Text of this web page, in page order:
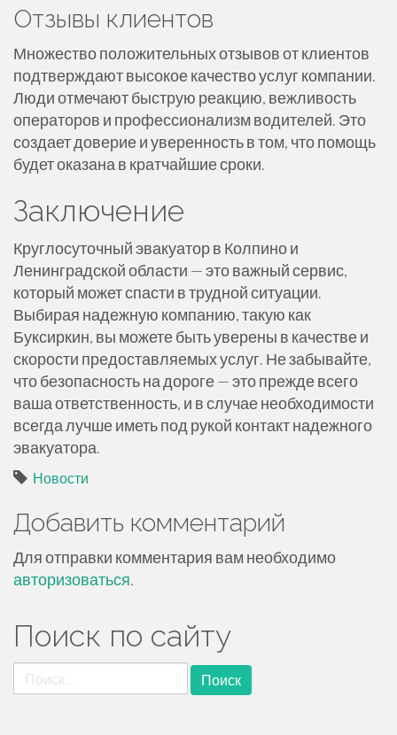
Отзывы клиентов
Множество положительных отзывов от клиентов
подтверждают высокое качество услуг компании.
Люди отмечают быструю реакцию, вежливость
операторов и профессионализм водителей. Это
создает доверие и уверенность в том, что помощь
будет оказана в кратчайшие сроки.
Заключение
Круглосуточный эвакуатор в Колпино и
Ленинградской области — это важный сервис,
который может спасти в трудной ситуации.
Выбирая надежную компанию, такую как
Буксиркин, вы можете быть уверены в качестве и
скорости предоставляемых услуг. Не забывайте,
что безопасность на дороге — это прежде всего
ваша ответственность, и в случае необходимости
всегда лучше иметь под рукой контакт надежного
эвакуатора.
Новости
Добавить комментарий
Для отправки комментария вам необходимо
авторизоваться.
Поиск по сайту
Найти: